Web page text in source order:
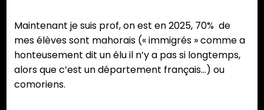
Maintenant je suis prof, on est en 2025, 70% de
mes élèves sont mahorais (« immigrés » comme a
honteusement dit un élu il n’y a pas si longtemps,
alors que c’est un département français…) ou
comoriens.